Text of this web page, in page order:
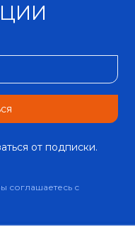
от подписки.
соглашаетесь с